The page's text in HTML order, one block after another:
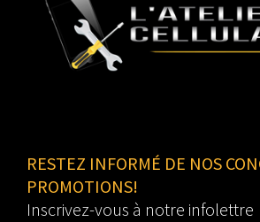
RESTEZ INFORMÉ DE NOS
PROMOTIONS!
Inscrivez-vous à notre infolettre